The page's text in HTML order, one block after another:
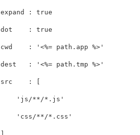
expand : true
dot : true
cwd : '<%= path.app %>'
dest : '<%= path.tmp %>'
src :
'js/**/*.js'
'css/**/*.css'